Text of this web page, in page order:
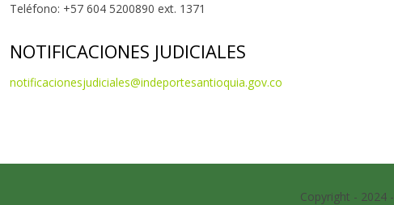
Teléfono: +57 604 5200890 ext. 1371
NOTIFICACIONES JUDICIALES
notificacionesjudiciales@indeportesantioquia.gov.co
Copyright - 2024 -